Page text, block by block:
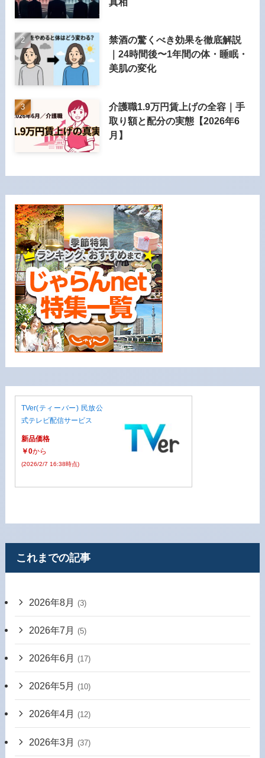
禁酒の驚くべき効果を徹底解説
｜24時間後〜1年間の体・睡眠・
美肌の変化
介護職1.9万円賃上げの全容｜手
取り額と配分の実態【2026年6
月】
TVer(ティーバー) 民放公
式テレビ配信サービス
新品価格
￥0から
(2026/2/7 16:38時点)
これまでの記事
2026年8月 (3)
2026年7月 (5)
2026年6月 (17)
2026年5月 (10)
2026年4月 (12)
2026年3月 (37)